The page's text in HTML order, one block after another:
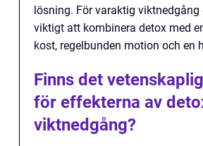
lösning. För varaktig
viktigt att kombinera detox med
kost, regelbunden motion och en
Finns det
för effekterna av
viktnedgång?